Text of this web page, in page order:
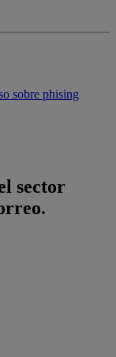
sobre phising
sector